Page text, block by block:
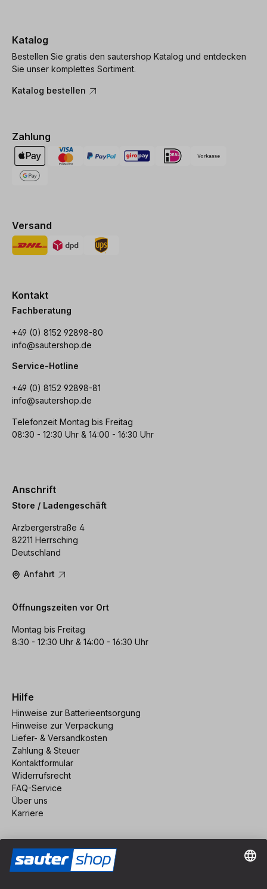
Katalog
Bestellen Sie gratis den sautershop Katalog und entdecken
Sie unser komplettes Sortiment.
Katalog bestellen
Zahlung
Versand
Kontakt
Fachberatung
+49 (0) 8152 92898-80
info@sautershop.de
Service-Hotline
+49 (0) 8152 92898-81
info@sautershop.de
Telefonzeit Montag bis Freitag
08:30 - 12:30 Uhr & 14:00 - 16:30 Uhr
Anschrift
Store / Ladengeschäft
Arzbergerstraße 4
82211 Herrsching
Deutschland
Anfahrt
Öffnungszeiten vor Ort
Montag bis Freitag
8:30 - 12:30 Uhr & 14:00 - 16:30 Uhr
Hilfe
Hinweise zur Batterieentsorgung
Hinweise zur Verpackung
Liefer- & Versandkosten
Zahlung & Steuer
Kontaktformular
Widerrufsrecht
FAQ-Service
Über uns
Karriere